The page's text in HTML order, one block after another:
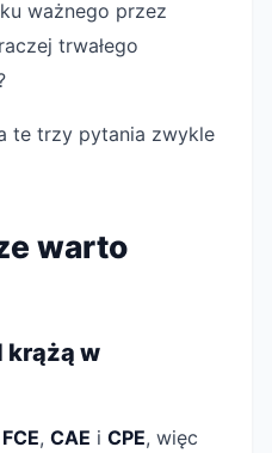
ważnego przez
trwałego
te trzy pytania zwykle
warto
krążą w
FCE, CAE i CPE, więc